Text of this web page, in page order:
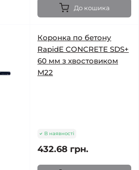
До кошика
Коронка по бетону
RapidE CONCRETE SDS+
60 мм з хвостовиком
М22
В наявності
432.68 грн.